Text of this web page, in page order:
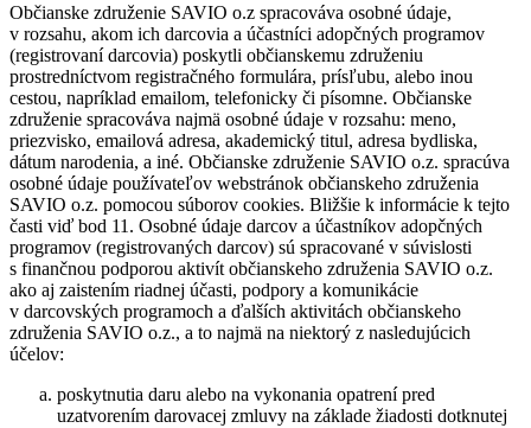
Občianske združenie SAVIO o.z spracováva osobné údaje,
v rozsahu, akom ich darcovia a účastníci adopčných programov
(registrovaní darcovia) poskytli občianskemu združeniu
prostredníctvom registračného formulára, prísľubu, alebo inou
cestou, napríklad emailom, telefonicky či písomne. Občianske
združenie spracováva najmä osobné údaje v rozsahu: meno,
priezvisko, emailová adresa, akademický titul, adresa bydliska,
dátum narodenia, a iné. Občianske združenie SAVIO o.z. spracúva
osobné údaje používateľov webstránok občianskeho združenia
SAVIO o.z. pomocou súborov cookies. Bližšie k informácie k tejto
časti viď bod 11. Osobné údaje darcov a účastníkov adopčných
programov (registrovaných darcov) sú spracované v súvislosti
s finančnou podporou aktivít občianskeho združenia SAVIO o.z.
ako aj zaistením riadnej účasti, podpory a komunikácie
v darcovských programoch a ďalších aktivitách občianskeho
združenia SAVIO o.z., a to najmä na niektorý z nasledujúcich
účelov:
poskytnutia daru alebo na vykonania opatrení pred
uzatvorením darovacej zmluvy na základe žiadosti dotknutej